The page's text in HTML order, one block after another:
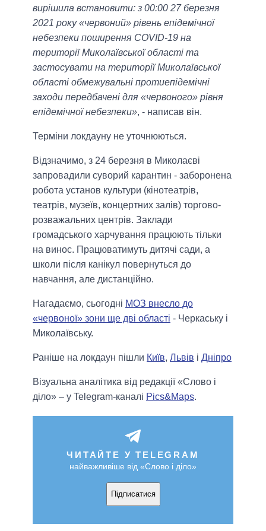
вирішила встановити: з 00:00 27 березня
2021 року «червоний» рівень епідемічної
небезпеки поширення COVID-19 на
території Миколаївської області та
застосувати на території Миколаївської
області обмежувальні протиепідемічні
заходи передбачені для «червоного» рівня
епідемічної небезпеки», - написав він.
Терміни локдауну не уточнюються.
Відзначимо, з 24 березня в Миколаєві
запровадили суворий карантин - заборонена
робота установ культури (кінотеатрів,
театрів, музеїв, концертних залів) торгово-
розважальних центрів. Заклади
громадського харчування працюють тільки
на винос. Працюватимуть дитячі сади, а
школи після канікул повернуться до
навчання, але дистанційно.
Нагадаємо, сьогодні МОЗ внесло до
«червоної» зони ще дві області - Черкаську і
Миколаївську.
Раніше на локдаун пішли Київ, Львів і Дніпро
Візуальна аналітика від редакції «Слово і
діло» – у Telegram-каналі Pics&Maps.
ЧИТАЙТЕ У TELEGRAM
найважливіше від «Слово і діло»
Підписатися